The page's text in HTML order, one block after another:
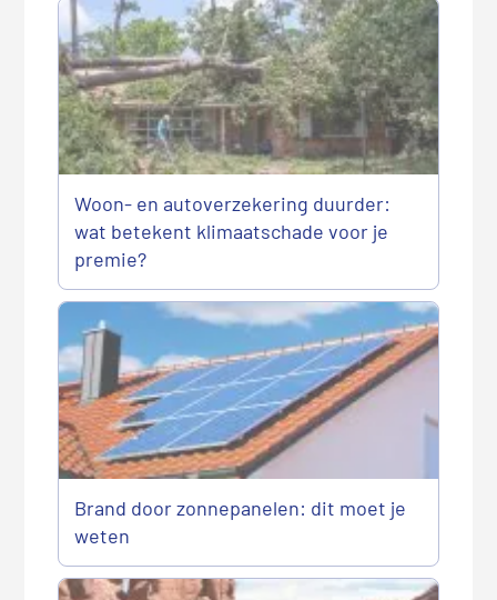
Woon- en autoverzekering duurder:
wat betekent klimaatschade voor je
premie?
Brand door zonnepanelen: dit moet je
weten